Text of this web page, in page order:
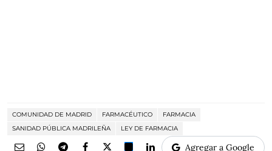
COMUNIDAD DE MADRID FARMACÉUTICO
FARMACIA
SANIDAD PÚBLICA MADRILEÑA
LEY DE FARMACIA
Agregar a Google